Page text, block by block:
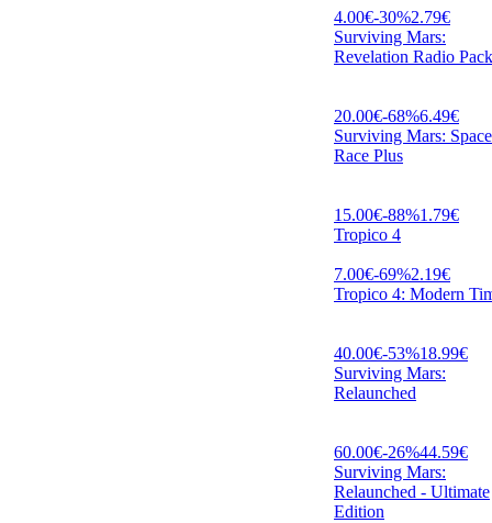
4.00€-30%2.79€
Surviving Mars:
Revelation Radio Pack
20.00€-68%6.49€
Surviving Mars: Space
Race Plus
15.00€-88%1.79€
Tropico 4
7.00€-69%2.19€
Tropico 4: Modern
40.00€-53%18.99€
Surviving Mars:
Relaunched
60.00€-26%44.59€
Surviving Mars:
Relaunched - Ultimate
Edition